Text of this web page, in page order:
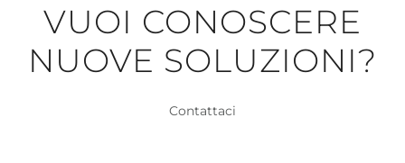
VUOI CONOSCERE
NUOVE SOLUZIONI?
Contattaci